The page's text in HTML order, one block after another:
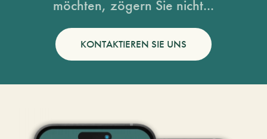
möchten, zögern Sie nicht...
KONTAKTIEREN SIE UNS